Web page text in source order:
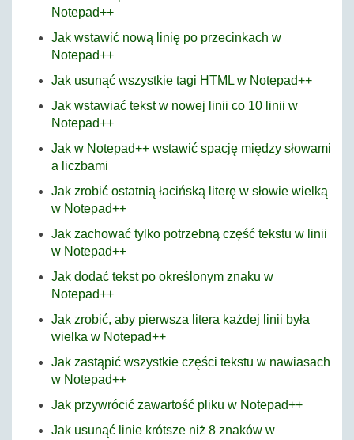
Notepad++
Jak wstawić nową linię po przecinkach w
Notepad++
Jak usunąć wszystkie tagi HTML w Notepad++
Jak wstawiać tekst w nowej linii co 10 linii w
Notepad++
Jak w Notepad++ wstawić spację między słowami
a liczbami
Jak zrobić ostatnią łacińską literę w słowie wielką
w Notepad++
Jak zachować tylko potrzebną część tekstu w linii
w Notepad++
Jak dodać tekst po określonym znaku w
Notepad++
Jak zrobić, aby pierwsza litera każdej linii była
wielka w Notepad++
Jak zastąpić wszystkie części tekstu w nawiasach
w Notepad++
Jak przywrócić zawartość pliku w Notepad++
Jak usunąć linie krótsze niż 8 znaków w